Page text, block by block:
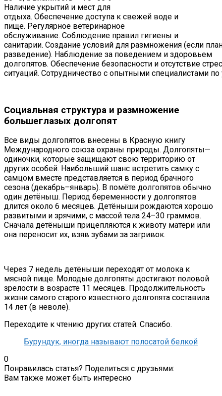
Наличие укрытий и мест для
отдыха. Обеспечение доступа к свежей воде и
пище. Регулярное ветеринарное
обслуживание. Соблюдение правил гигиены и
санитарии. Создание условий для размножения (если
разведение). Наблюдение за поведением и здоровьем
долгопятов. Обеспечение безопасности и отсутствие
ситуаций. Сотрудничество с опытными специалистами по
Социальная структура и размножение
большеглазых долгопят
Все виды долгопятов внесены в Красную книгу
Международного союза охраны природы. Долгопяты—
одиночки, которые защищают свою территорию от
других особей. Наибольший шанс встретить самку с
самцом вместе представляется в период брачного
сезона (декабрь–январь). В помёте долгопятов обычно
один детёныш. Период беременности у долгопятов
длится около 6 месяцев. Детёныши рождаются хорошо
развитыми и зрячими, с массой тела 24–30 граммов.
Сначала детёныши прицепляются к животу матери или
она переносит их, взяв зубами за загривок.
Через 7 недель детёныши переходят от молока к
мясной пище. Молодые долгопяты достигают половой
зрелости в возрасте 11 месяцев. Продолжительность
жизни самого старого известного долгопята составила
14 лет (в неволе).
Переходите к чтению других статей. Спасибо.
Бурундук, иногда называют полосатой белкой
0
Понравилась статья? Поделиться с друзьями:
Вам также может быть интересно